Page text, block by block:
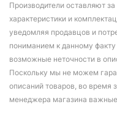
Производители оставляют
характеристики и
уведомляя продавцов и
пониманием к данному
возможные неточности в
Поскольку мы не можем
описаний товаров, во время
менеджера магазина